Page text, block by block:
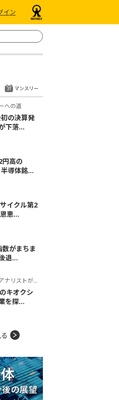
イン
への道
の決算発
下落...
円高の
導体銘...
イクル第2
恵...
数がまちま
退...
解くテーマの本質
キオクシ
を探...
マンスリー